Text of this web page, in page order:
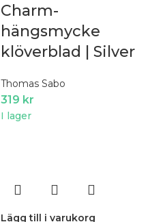
Charm-
hängsmycke
klöverblad | Silver
Thomas Sabo
319 kr
I lager
Lägg till i varukorg